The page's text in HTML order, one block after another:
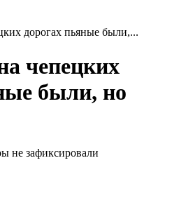
дорогах пьяные были,...
чепецких
были, но
не зафиксировали